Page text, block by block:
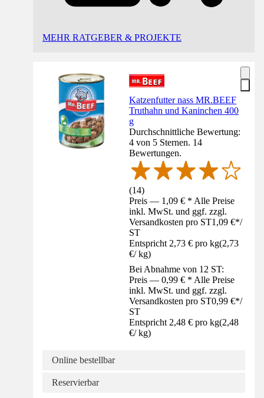
MEHR RATGEBER & PROJEKTE
Katzenfutter nass MR.BEEF
Truthahn und Kaninchen 400
g
Durchschnittliche Bewertung:
4 von 5 Sternen. 14
Bewertungen.
(14)
Preis — 1,09 € * Alle Preise
inkl. MwSt. und ggf. zzgl.
Versandkosten pro ST1,09 €*/
ST
Entspricht 2,73 € pro kg(2,73
€/ kg)
Bei Abnahme von 12 ST:
Preis — 0,99 € * Alle Preise
inkl. MwSt. und ggf. zzgl.
Versandkosten pro ST0,99 €*/
ST
Entspricht 2,48 € pro kg(2,48
€/ kg)
Online bestellbar
Reservierbar